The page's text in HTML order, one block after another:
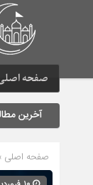
صفحه
آخرین
صفحه اصلی